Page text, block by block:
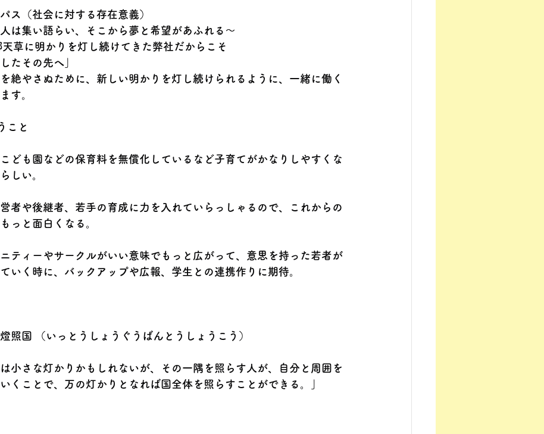
ス（社会に対する存在意義）
は集い語らい、そこから夢と希望があふれる～
草に明かりを灯し続けてきた弊社だからこそ
たその先へ」
絶やさぬために、新しい明かりを灯し続けられるように、一緒に働く
す。
こと
ども園などの保育料を無償化しているなど子育てがかなりしやすくな
しい。
者や後継者、若手の育成に力を入れていらっしゃるので、これからの
っと面白くなる。
ティーやサークルがいい意味でもっと広がって、意思を持った若者が
いく時に、バックアップや広報、学生との連携作りに期待。
照国 （いっとうしょうぐうばんとうしょうこう）
は小さな灯かりかもしれないが、その一隅を照らす人が、自分と周囲を
くことで、万の灯かりとなれば国全体を照らすことができる。」